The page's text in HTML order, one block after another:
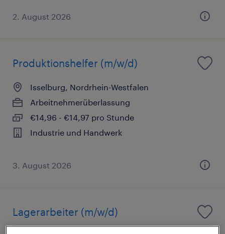
2. August 2026
Produktionshelfer (m/w/d)
Isselburg, Nordrhein-Westfalen
Arbeitnehmerüberlassung
€14,96 - €14,97 pro Stunde
Industrie und Handwerk
3. August 2026
Lagerarbeiter (m/w/d)